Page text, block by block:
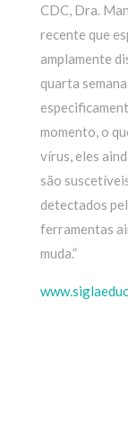
CDC, Dra.
recente que
amplamente
quarta
momento, o
vírus, eles
são
detectados
ferramentas
muda.”